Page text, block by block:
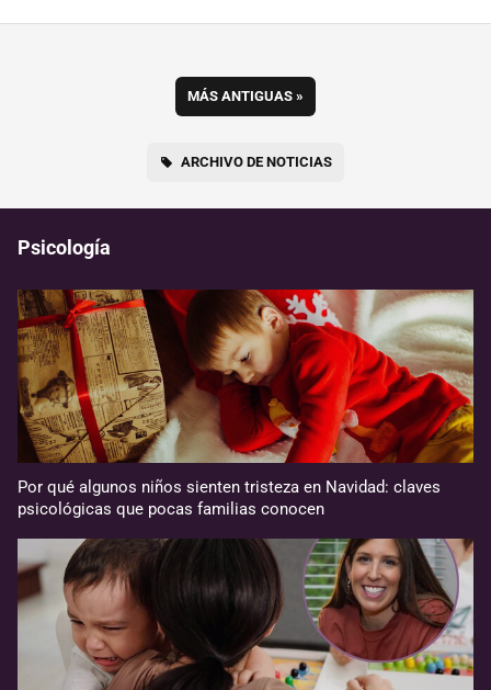
MÁS ANTIGUAS »
ARCHIVO DE NOTICIAS
Psicología
Por qué algunos niños sienten tristeza en Navidad: claves
psicológicas que pocas familias conocen